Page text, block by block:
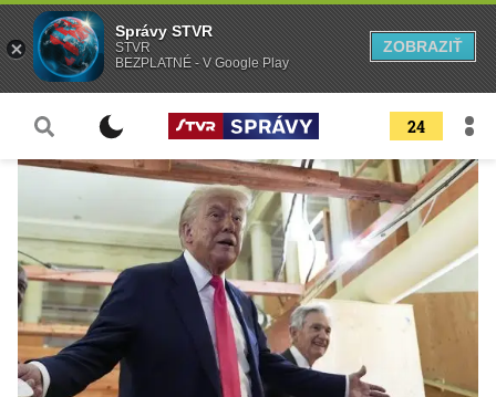
24
Správy STVR
STVR
BEZPLATNÉ - V Google Play
ZOBRAZIŤ